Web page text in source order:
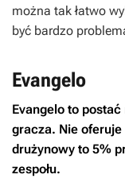
można tak łatwo
być bardzo
Evangelo
Evangelo to
gracza. Nie
drużynowy to 5%
zespołu.